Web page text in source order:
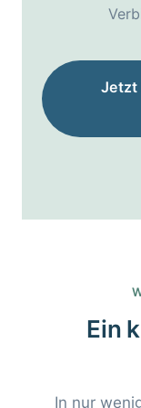
Jetzt
Ein
In nur